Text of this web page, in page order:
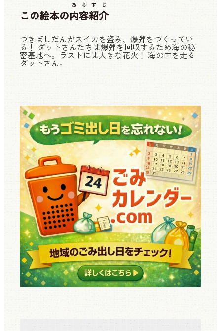
この絵本の内容紹介
あらすじ
つきぼしだんがスイカを盗み、爆弾をつくってい
る！ ダットさんたちは爆弾を回収するため海の秘
密基地へ。ラストには大きな花火！ 海の中を走る
ダットさん。